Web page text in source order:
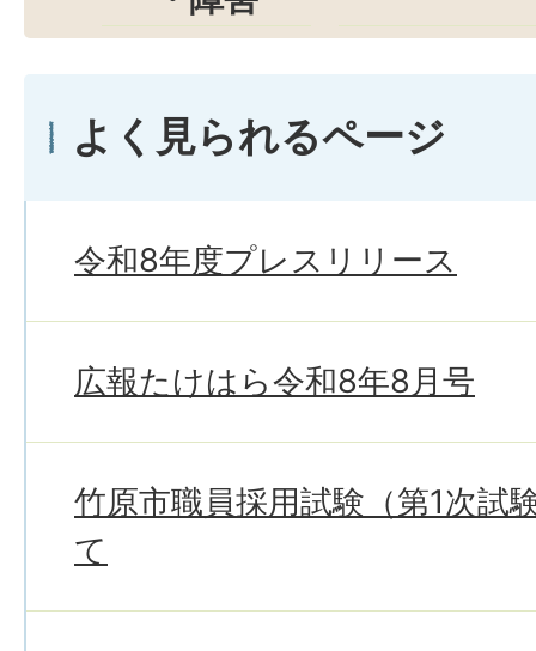
よく見られるページ
令和8年度プレスリリース
広報たけはら令和8年8月号
竹原市職員採用試験（第1次試
て